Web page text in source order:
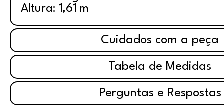
Altura: 1,61 m
Cuidados com a peça
Tabela de Medidas
Perguntas e Respostas